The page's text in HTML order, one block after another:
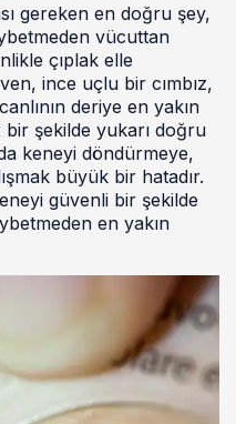
gereken en doğru şey,
vücuttan
çıplak elle
ince uçlu bir cımbız,
deriye en yakın
şekilde yukarı doğru
keneyi döndürmeye,
büyük bir hatadır.
güvenli bir şekilde
en yakın